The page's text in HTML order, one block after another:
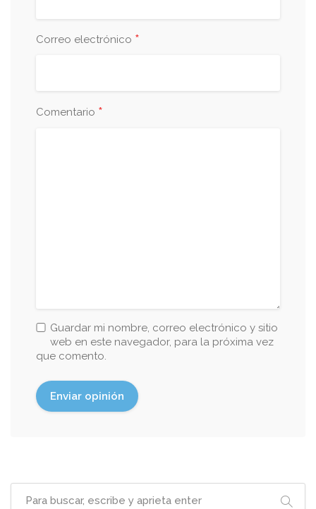
Correo electrónico *
Comentario *
Guardar mi nombre, correo electrónico y sitio
web en este navegador, para la próxima vez
que comento.